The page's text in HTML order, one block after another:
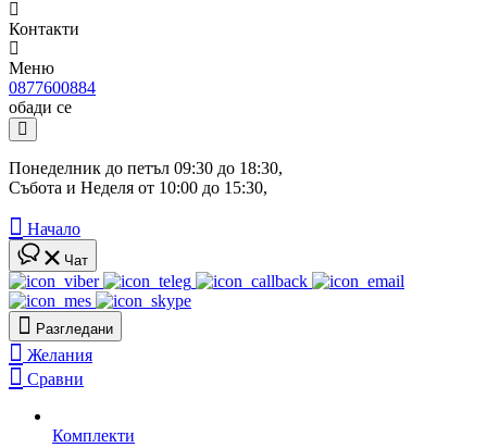
Контакти
Меню
0877600884
обади се
Понеделник до петъл 09:30 до 18:30,
Събота и Неделя от 10:00 до 15:30,
Начало
Чат
Разгледани
Желания
Сравни
Комплекти